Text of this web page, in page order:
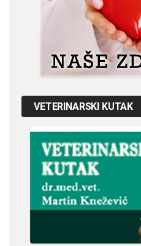
VETERINARSKI KUTAK